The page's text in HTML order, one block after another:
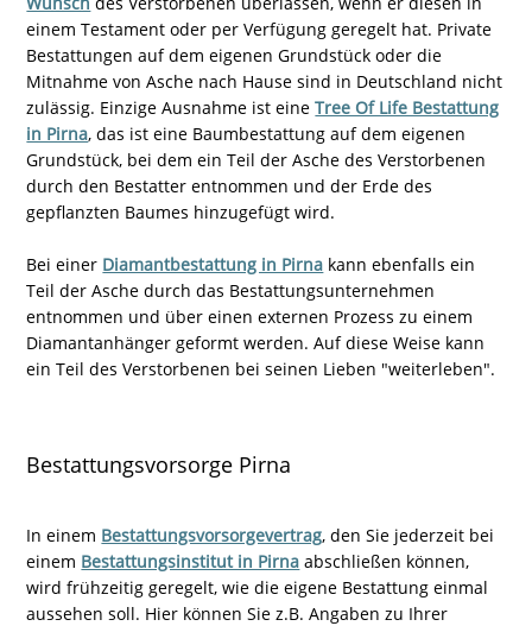
einem Testament oder per Verfügung geregelt hat. Private
Bestattungen auf dem eigenen Grundstück oder die
Mitnahme von Asche nach Hause sind in Deutschland nicht
zulässig. Einzige Ausnahme ist eineTree Of Life Bestattung
in Pirna, das ist eine Baumbestattung auf dem eigenen
Grundstück, bei dem ein Teil der Asche des Verstorbenen
durch den Bestatter entnommen und der Erde des
gepflanzten Baumes hinzugefügt wird.
Bei einer Diamantbestattung in Pirna kann ebenfalls ein
Teil der Asche durch das Bestattungsunternehmen
entnommen und über einen externen Prozess zu einem
Diamantanhänger geformt werden. Auf diese Weise kann
ein Teil des Verstorbenen bei seinen Lieben "weiterleben".
Bestattungsvorsorge Pirna
In einem Bestattungsvorsorgevertrag, den Sie jederzeit bei
einem Bestattungsinstitut in Pirna abschließen können,
wird frühzeitig geregelt, wie die eigene Bestattung einmal
aussehen soll. Hier können Sie z.B. Angaben zu Ihrer